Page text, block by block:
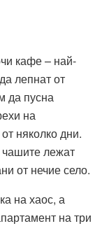
кафе – най-
лепнат от
да пусна
на
няколко дни.
чашите лежат
от нечие село.
на хаос, а
на три